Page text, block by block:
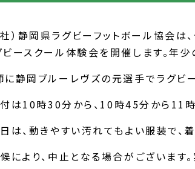
社）静岡県ラグビーフットボール協会
ビースクール体験会を開催します。年
に静岡ブルーレヴズの元選手でラグビ
付は10時30分から、10時45分から11
日は、動きやすい汚れてもよい服装で、
候により、中止となる場合がございま